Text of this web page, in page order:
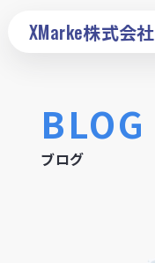
XMarke株式会社
BLOG
ブログ